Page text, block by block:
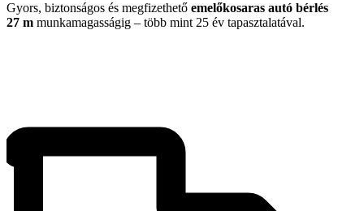
Gyors, biztonságos és megfizethető emelőkosaras autó bérlés
27 m munkamagasságig – több mint 25 év tapasztalatával.